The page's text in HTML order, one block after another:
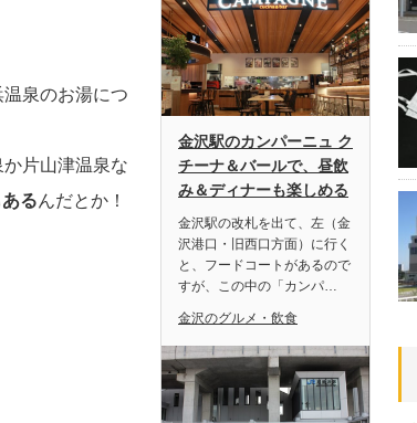
泉のお湯につ
片山津温泉な
るんだとか！
金沢駅のカンパーニュ ク
チーナ＆バールで、昼飲
み＆ディナーも楽しめる
金沢駅の改札を出て、左（金
沢港口・旧西口方面）に行く
と、フードコートがあるので
すが、この中の「カンパ…
金沢のグルメ・飲食